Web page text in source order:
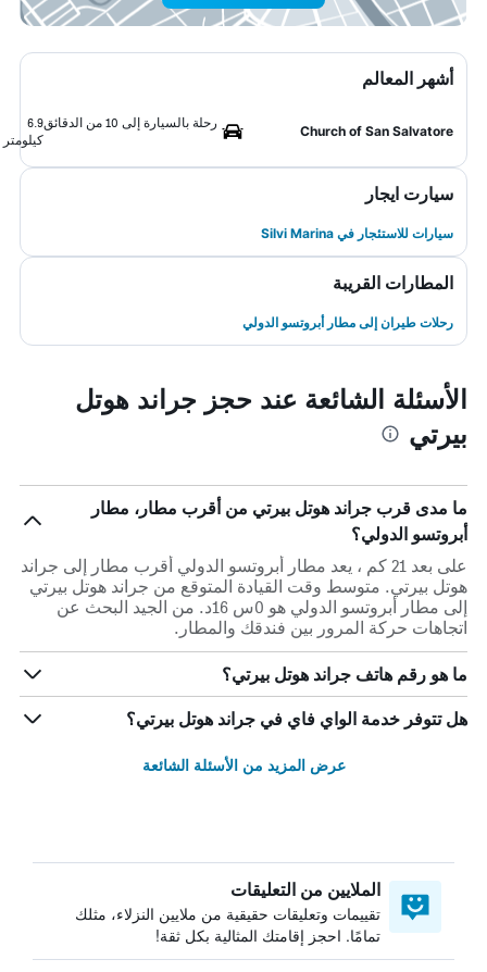
أشهر المعالم
Church of San Salvatore
رحلة بالسيارة إلى 10 من الدقائق
6.9
كيلومتر
سيارت ايجار
سيارات للاستئجار في Silvi Marina
المطارات القريبة
رحلات طيران إلى مطار أبروتسو الدولي
الأسئلة الشائعة عند حجز جراند هوتل
بيرتي
ما مدى قرب جراند هوتل بيرتي من أقرب مطار، مطار
أبروتسو الدولي؟
على بعد 21 كم ، يعد مطار أبروتسو الدولي أقرب مطار إلى جراند
هوتل بيرتي. متوسط وقت القيادة المتوقع من جراند هوتل بيرتي
إلى مطار أبروتسو الدولي هو 0س 16د. من الجيد البحث عن
اتجاهات حركة المرور بين فندقك والمطار.
ما هو رقم هاتف جراند هوتل بيرتي؟
هل تتوفر خدمة الواي فاي في جراند هوتل بيرتي؟
عرض المزيد من الأسئلة الشائعة
الملايين من التعليقات
تقييمات وتعليقات حقيقية من ملايين النزلاء، مثلك
تمامًا. احجز إقامتك المثالية بكل ثقة!